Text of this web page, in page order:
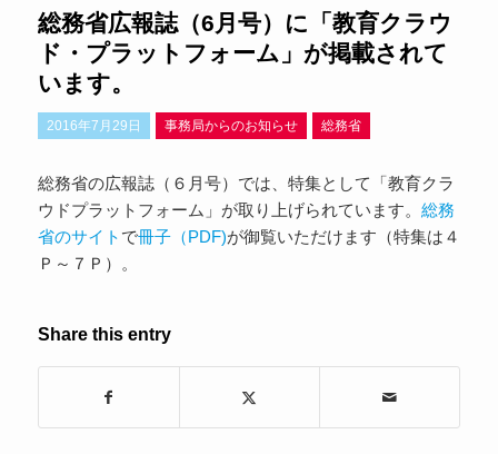
総務省広報誌（6月号）に「教育クラウ
ド・プラットフォーム」が掲載されて
います。
2016年7月29日 事務局からのお知らせ 総務省
総務省の広報誌（６月号）では、特集として「教育クラ
ウドプラットフォーム」が取り上げられています。 総務
省のサイト で冊子（PDF)が御覧いただけます（特集は４
Ｐ～７Ｐ）。
Share this entry